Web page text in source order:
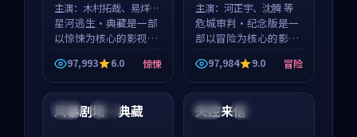
主演： 木村拓哉、易烊千
玺 等
星河逃生·典藏是一部
以惊悚为核心的影视作
品，围绕危机、反转与
人物成长展开，整体节
奏紧凑，值得推荐观
看。
97,993 6.0 惊悚
主演： 河正宇、沈腾 等
危城审判·纪念版是一
部以冒险为核心的影视
作品，围绕危机、反转
与人物成长展开，整体
节奏紧凑，值得推荐观
看。
97,984 9.0 冒险
中国 高分
风暴剧场·典藏 中国 杜比
失控来信